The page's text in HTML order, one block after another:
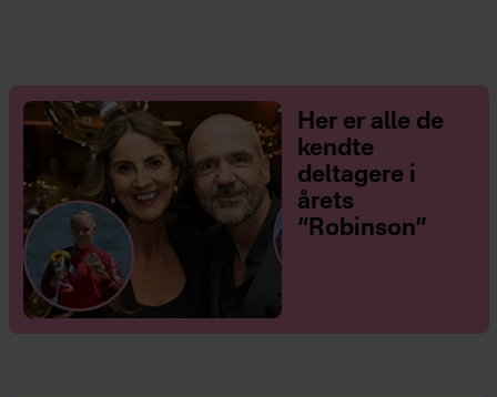
Her er alle de
kendte
deltagere i
årets
“Robinson”